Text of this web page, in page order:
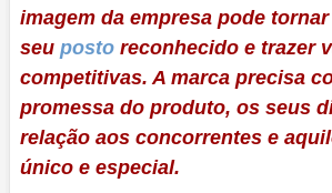
imagem da empresa pode
seu postoreconhecido e trazer
competitivas. A marca precisa
promessa do produto, os seus
relação aos concorrentes e
único e especial.